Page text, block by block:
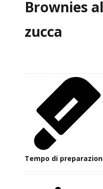
Brownies
zucca
Tempo di